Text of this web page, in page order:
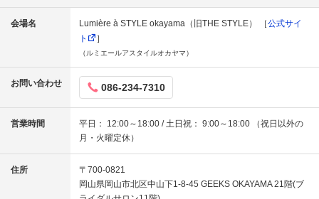
会場名 Lumière à STYLE okayama（旧THE STYLE） ［公式サイ
ト
］
（ルミエールアスタイルオカヤマ）
お問い合わせ 086-234-7310
営業時間
平日： 12:00～18:00 / 土日祝： 9:00～18:00 （祝日以外の
月・火曜定休）
住所
〒700-0821
岡山県岡山市北区中山下1-8-45 GEEKS OKAYAMA 21階(ブ